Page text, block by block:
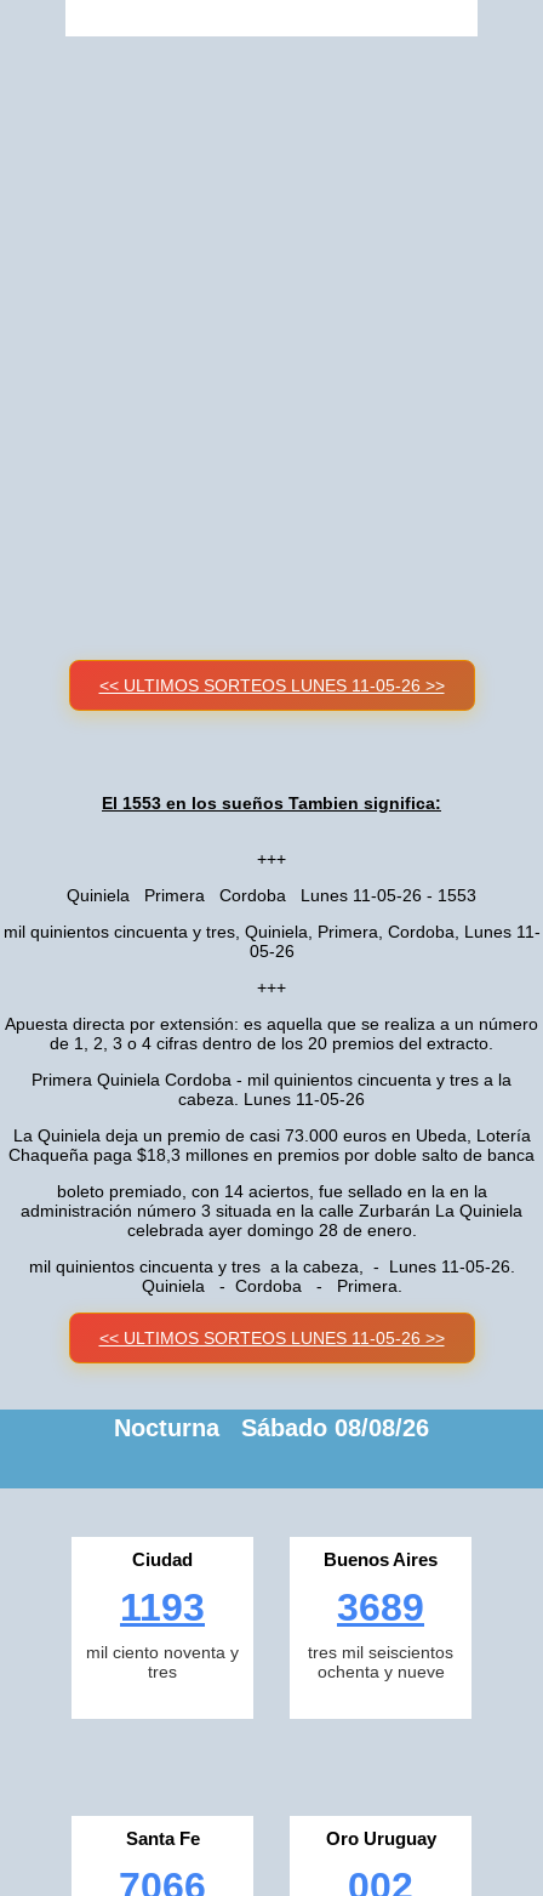
<< ULTIMOS SORTEOS LUNES 11-05-26 >>
El 1553 en los sueños Tambien significa:
+++
Quiniela Primera Cordoba Lunes 11-05-26 - 1553
mil quinientos cincuenta y tres, Quiniela, Primera, Cordoba, Lunes 11-
05-26
+++
Apuesta directa por extensión: es aquella que se realiza a un número
de 1, 2, 3 o 4 cifras dentro de los 20 premios del extracto.
Primera Quiniela Cordoba - mil quinientos cincuenta y tres a la
cabeza. Lunes 11-05-26
La Quiniela deja un premio de casi 73.000 euros en Ubeda, Lotería
Chaqueña paga $18,3 millones en premios por doble salto de banca
boleto premiado, con 14 aciertos, fue sellado en la en la
administración número 3 situada en la calle Zurbarán La Quiniela
celebrada ayer domingo 28 de enero.
mil quinientos cincuenta y tres a la cabeza, - Lunes 11-05-26.
Quiniela - Cordoba - Primera.
<< ULTIMOS SORTEOS LUNES 11-05-26 >>
Nocturna Sábado 08/08/26
Ciudad
1193
mil ciento noventa y
tres
Buenos Aires
3689
tres mil seiscientos
ochenta y nueve
Santa Fe
7066
Oro Uruguay
002